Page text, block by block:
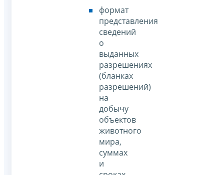
формат
представления
сведений
о
выданных
разрешениях
(бланках
разрешений)
на
добычу
объектов
животного
мира,
суммах
и